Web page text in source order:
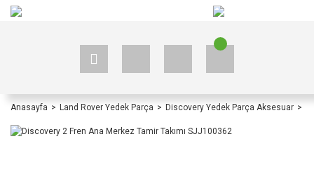
Anasayfa Land Rover Yedek Parça Discovery Yedek Parça Aksesuar